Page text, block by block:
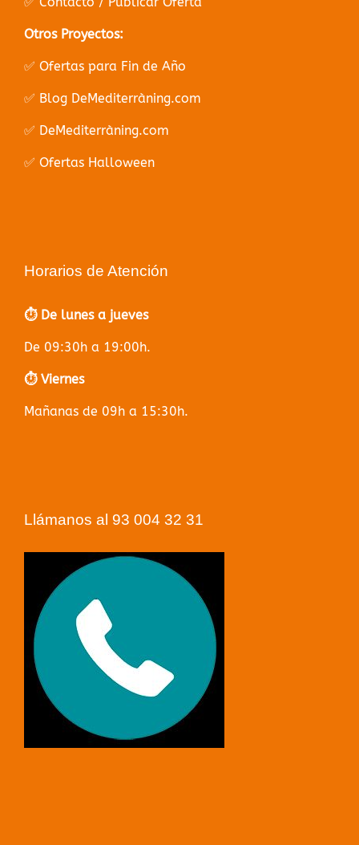
Otros Proyectos:
✅ Ofertas para Fin de Año
✅ Blog DeMediterràning.com
✅ DeMediterràning.com
✅ Ofertas Halloween
Horarios de Atención
⏱️ De lunes a jueves
De 09:30h a 19:00h.
⏱️ Viernes
Mañanas de 09h a 15:30h.
Llámanos al 93 004 32 31